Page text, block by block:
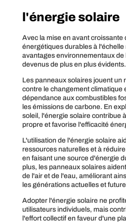
l'énergie solaire
Avec la mise en avant croissante
énergétiques durables à l'échelle
avantages environnementaux
devenus de plus en plus évidents.
Les panneaux solaires jouent un
contre le changement climatique
dépendance aux combustibles
les émissions de carbone. En
soleil, l'énergie solaire contribue
propre et favorise l'efficacité
L'utilisation de l'énergie solaire
ressources naturelles et à
en faisant une source d'énergie
plus, les panneaux solaires
de l'air et de l'eau, améliorant
les générations actuelles et
Adopter l'énergie solaire ne
utilisateurs individuels, mais
l'effort collectif en faveur d'une